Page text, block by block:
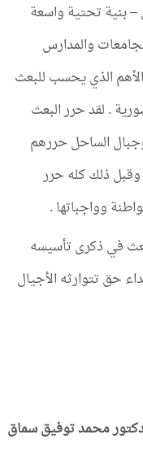
– بنية تحتية واسعة
والمدارس
الذي يحسب للبعث
. لقد حرر البعث
الساحل حررهم
ذلك كله حرر
وواجباتها .
في ذكرى تأسيسه
حق تتوارثه الأجيال
محمد توفيق سماق